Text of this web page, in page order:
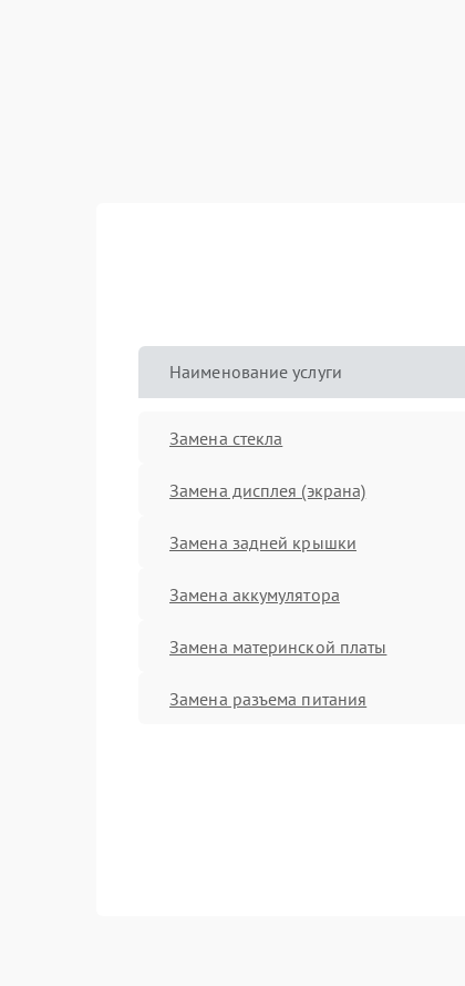
Наименование услуги
Замена стекла
Замена дисплея (экрана)
Замена задней крышки
Замена аккумулятора
Замена материнской платы
Замена разъема питания